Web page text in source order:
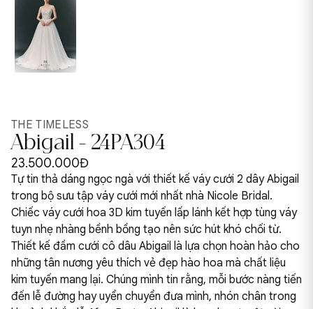
THE TIMELESS
Abigail - 24PA304
23.500.000Đ
Tự tin thả dáng ngọc ngà với thiết kế váy cưới 2 dây Abigail
trong bộ sưu tập váy cưới mới nhất nhà Nicole Bridal.
Chiếc váy cưới hoa 3D kim tuyến lấp lánh kết hợp tùng váy
tuyn nhẹ nhàng bềnh bồng tạo nên sức hút khó chối từ.
Thiết kế đầm cưới cô dâu Abigail là lựa chọn hoàn hảo cho
những tân nương yêu thích vẻ đẹp hào hoa mà chất liệu
kim tuyến mang lại. Chúng mình tin rằng, mỗi bước nàng tiến
đến lễ đường hay uyển chuyển đưa mình, nhón chân trong